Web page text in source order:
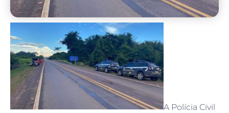
A Polícia Civil